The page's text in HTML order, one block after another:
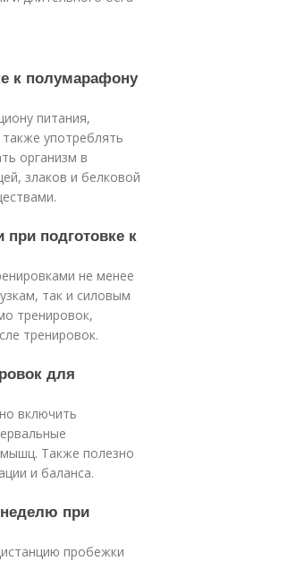
к полумарафону
питания,
употреблять
организм в
злаков и белковой
подготовке к
не менее
так и силовым
тренировок,
тренировок.
для
включить
Также полезно
и баланса.
при
пробежки